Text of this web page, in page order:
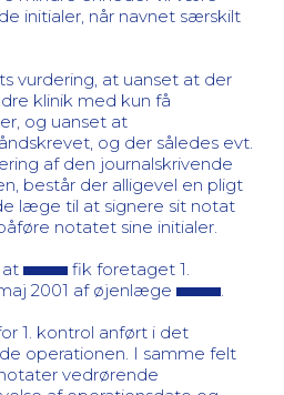
initialer, når navnet særskilt
vurdering, at uanset at der
klinik med kun få
og uanset at
og der således evt.
af den journalskrivende
består der alligevel en pligt
læge til at signere sit notat
notatet sine initialer.
at
fik foretaget 1.
2001 af øjenlæge
1. kontrol anført i det
operationen. I samme felt
vedrørende